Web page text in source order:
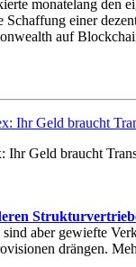
monatelang den
einer
auf
Ihr Geld braucht
sind aber gewiefte
drängen.